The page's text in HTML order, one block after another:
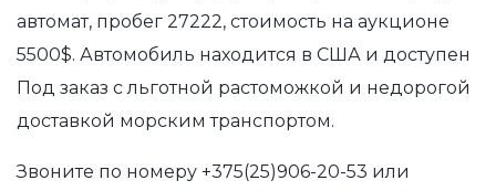
автомат, пробег 27222, стоимость на аукционе
5500$. Автомобиль находится в США и доступен
Под заказ с льготной растоможкой и недорогой
доставкой морским транспортом.
Звоните по номеру +375(25)906-20-53 или